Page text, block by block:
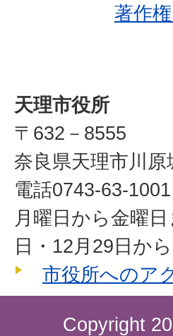
著作
天理市役所
〒632－8555
奈良県天理市川
電話0743-63-1001
月曜日から金曜
日・12月29日か
市役所へのア
Copyright